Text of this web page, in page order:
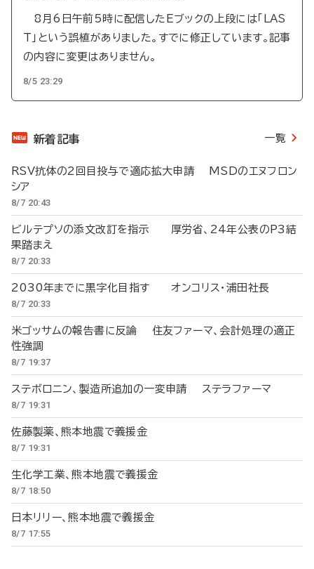
8月6日午前5時に配信したEブックの上段には「LAS
T」という誤植がありました。すでに修正しています。記事
の内容に変更はありません。
8/5 23:29
新着記事 一覧
RSV抗体の2回目投与で適応拡大申請 MSDのエヌフロン
シア
8/7 20:43
ビルテプソの添文改訂を指示 厚労省、24年公表のP3結
果踏まえ
8/7 20:33
2030年までに黒字化目指す オンコリス・浦田社長
8/7 20:33
米ゴッサムの報告書に反論 住友ファーマ、会計処理の適正
性強調
8/7 19:37
ステボロニン、製造所追加の一変申請 ステラファーマ
8/7 19:31
佐藤製薬、熊本地震で義援金
8/7 19:31
生化学工業、熊本地震で義援金
8/7 18:50
日本リリー、熊本地震で義援金
8/7 17:55